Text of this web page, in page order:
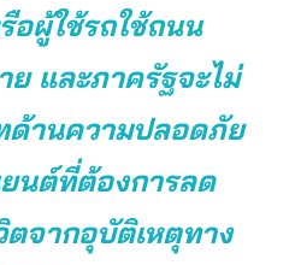
อผู้ใช้รถใช้ถนน
ย และภาครัฐจะไม่
านความปลอดภัย
นต์ที่ต้องการลด
ตจากอุบัติเหตุทาง